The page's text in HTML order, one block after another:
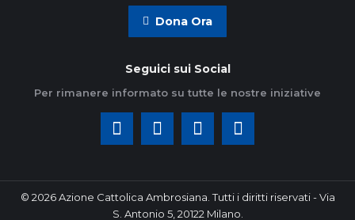
Dona Ora
Seguici sui Social
Per rimanere informato su tutte le nostre iniziative
© 2026 Azione Cattolica Ambrosiana. Tutti i diritti riservati - Via
S. Antonio 5, 20122 Milano.